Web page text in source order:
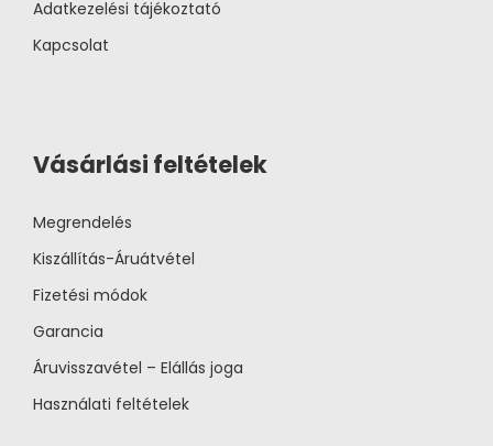
Adatkezelési tájékoztató
Kapcsolat
Vásárlási feltételek
Megrendelés
Kiszállítás-Áruátvétel
Fizetési módok
Garancia
Áruvisszavétel – Elállás joga
Használati feltételek